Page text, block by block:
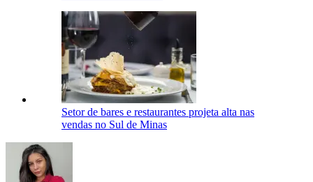
Setor de bares e restaurantes projeta alta nas
vendas no Sul de Minas